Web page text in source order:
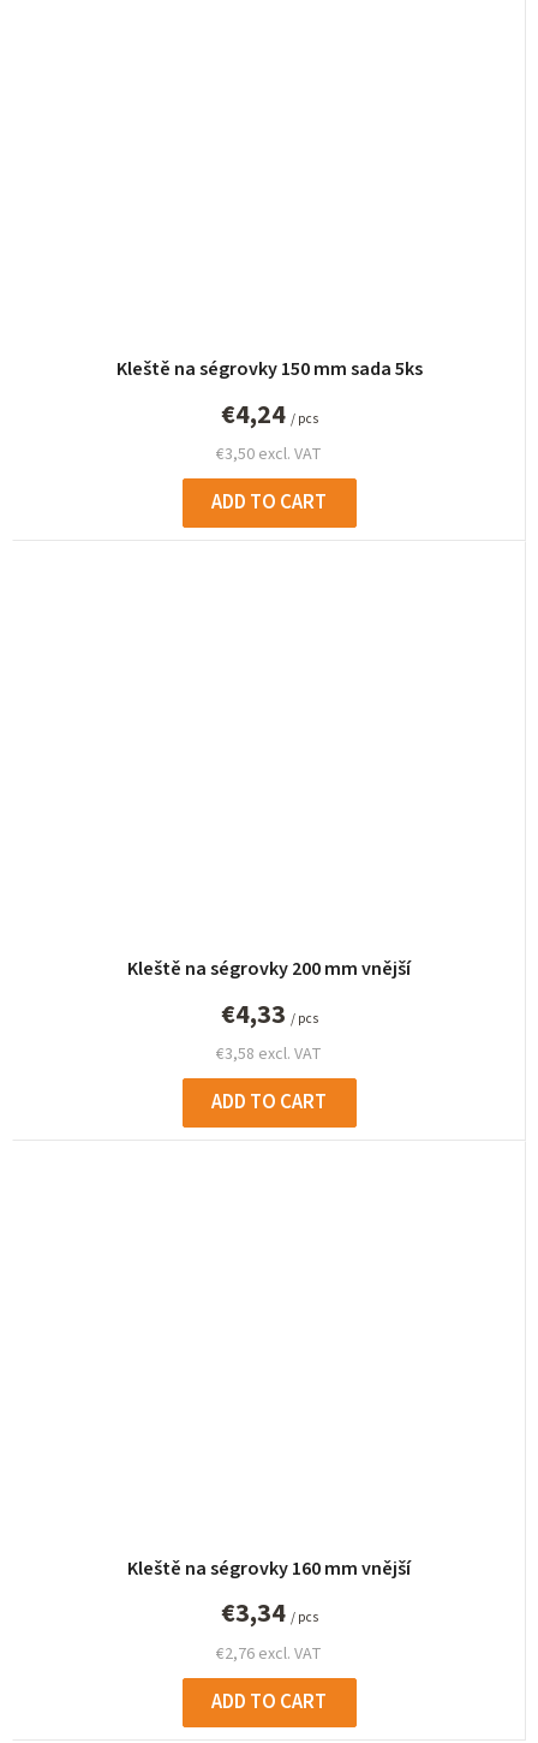
Kleště na ségrovky 150 mm sada 5ks
€3,50 excl. VAT
€4,24 / pcs
ADD TO CART
Kleště na ségrovky 200 mm vnější
€3,58 excl. VAT
€4,33 / pcs
ADD TO CART
Kleště na ségrovky 160 mm vnější
€2,76 excl. VAT
€3,34 / pcs
ADD TO CART